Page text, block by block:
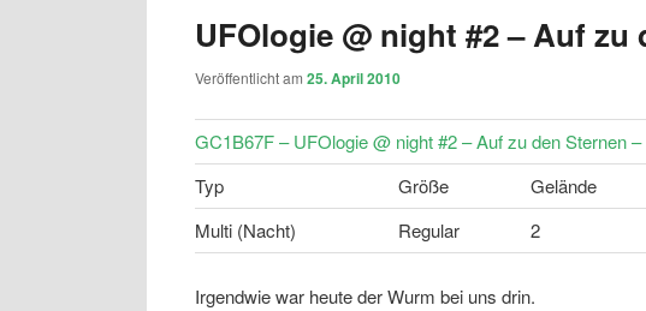
UFOlogie @ night #2 – Auf zu
Veröffentlicht am 25. April 2010
GC1B67F – UFOlogie @ night #2 – Auf zu den Sternen –
Typ
Größe Gelände
Multi (Nacht)
Regular 2
Irgendwie war heute der Wurm bei uns drin.